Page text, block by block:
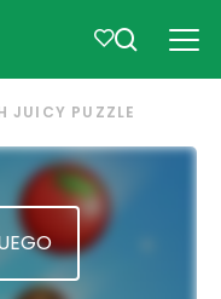
JUICY PUZZLE